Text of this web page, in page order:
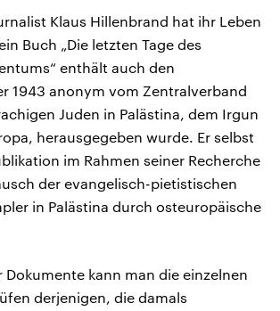
Klaus Hillenbrand hat ihr Leben
Buch „Die letzten Tage des
enthält auch den
1943 anonym vom Zentralverband
Juden in Palästina, dem Irgun
herausgegeben wurde. Er selbst
im Rahmen seiner Recherche
der evangelisch-pietistischen
in Palästina durch osteuropäische
Dokumente kann man die einzelnen
derjenigen, die damals